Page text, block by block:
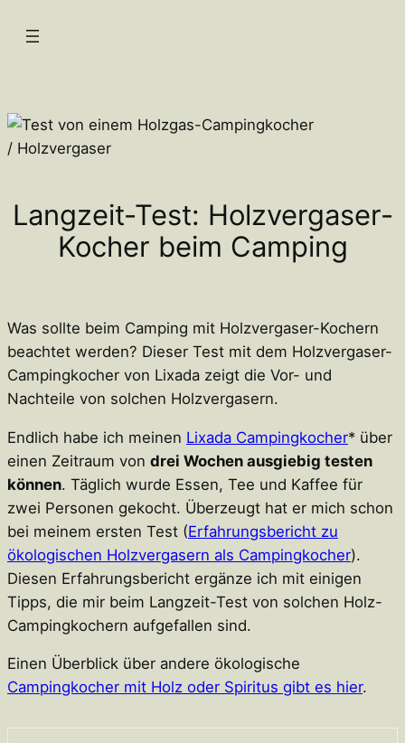
Inhalt
Langzeit-Test: Holzvergaser-
Kocher beim Camping
Was sollte beim Camping mit Holzvergaser-Kochern
beachtet werden? Dieser Test mit dem Holzvergaser-
Campingkocher von Lixada zeigt die Vor- und
Nachteile von solchen Holzvergasern.
Endlich habe ich meinen Lixada Campingkocher* über
einen Zeitraum von drei Wochen ausgiebig testen
können. Täglich wurde Essen, Tee und Kaffee für
zwei Personen gekocht. Überzeugt hat er mich schon
bei meinem ersten Test (Erfahrungsbericht zu
ökologischen Holzvergasern als Campingkocher).
Diesen Erfahrungsbericht ergänze ich mit einigen
Tipps, die mir beim Langzeit-Test von solchen Holz-
Campingkochern aufgefallen sind.
Einen Überblick über andere ökologische
Campingkocher mit Holz oder Spiritus gibt es hier.